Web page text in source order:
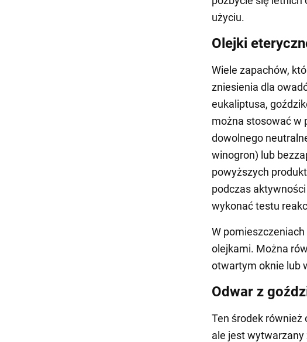
użyciu.
Olejki
Wiele zapachów,
zniesienia dla
eukaliptusa,
można stosować w
dowolnego
winogron) lub
powyższych
podczas
wykonać testu
W
olejkami. Można
otwartym oknie lub
Odwar z
Ten środek
ale jest wytwarzany